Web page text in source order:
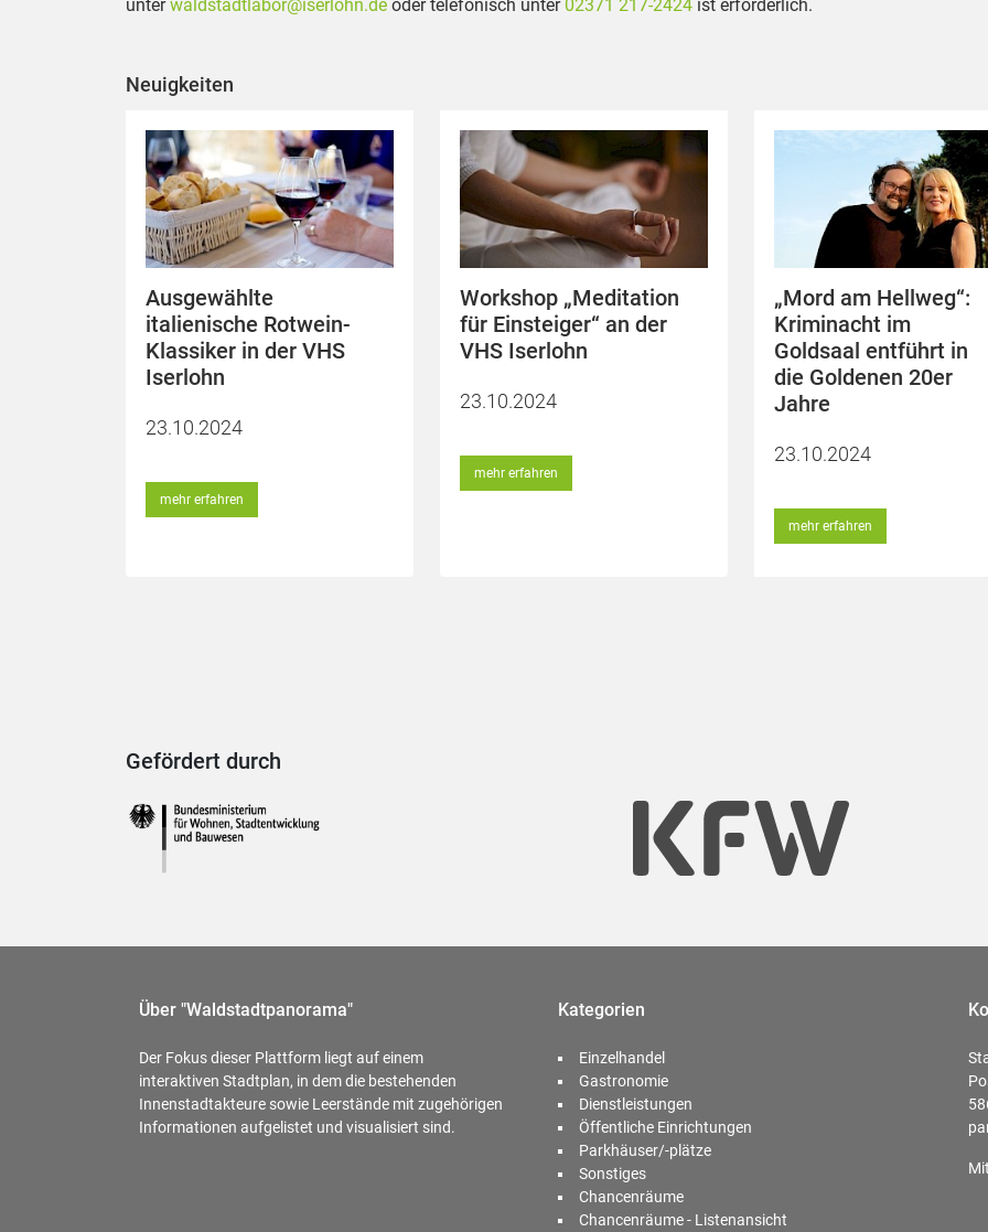
unterwaldstadtlabor@iserlohn.de oder telefonisch unter 02371 217-2424 ist erforderlich.
Neuigkeiten
Ausgewählte
italienische Rotwein-
Klassiker in der VHS
Iserlohn
23.10.2024
mehr erfahren
Workshop „Meditation
für Einsteiger“ an der
VHS Iserlohn
23.10.2024
mehr erfahren
„Mord am Hellweg“:
Kriminacht im
Goldsaal entführt in
die Goldenen 20er
Jahre
23.10.2024
mehr erfahren
Gefördert durch
Über "Waldstadtpanorama"
Der Fokus dieser Plattform liegt auf einem
interaktiven Stadtplan, in dem die bestehenden
Innenstadtakteure sowie Leerstände mit zugehörigen
Informationen aufgelistet und visualisiert sind.
Kategorien
Einzelhandel
Gastronomie
Dienstleistungen
Öffentliche Einrichtungen
Parkhäuser/-plätze
Sonstiges
Chancenräume
Chancenräume - Listenansicht